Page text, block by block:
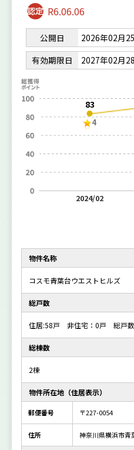
R6.06.06
公開日
2026年02月
有効期限日
2027年02月
83
4
2024/02
物件名称
コスモ青葉台ウエストヒルズ
総戸数
住居:58戸 非住宅：0戸 総戸
総棟数
2棟
物件所在地（住居表示）
郵便番号 〒227-0054
住所 神奈川県横浜市青